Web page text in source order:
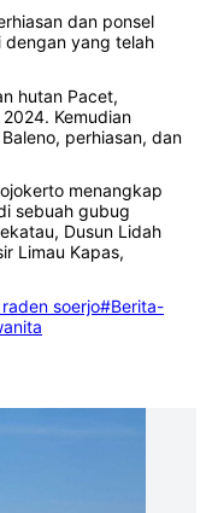
dan ponsel
dengan yang telah
hutan Pacet,
Kemudian
perhiasan, dan
menangkap
sebuah gubug
Dusun Lidah
Limau Kapas,
soerjo#Berita-